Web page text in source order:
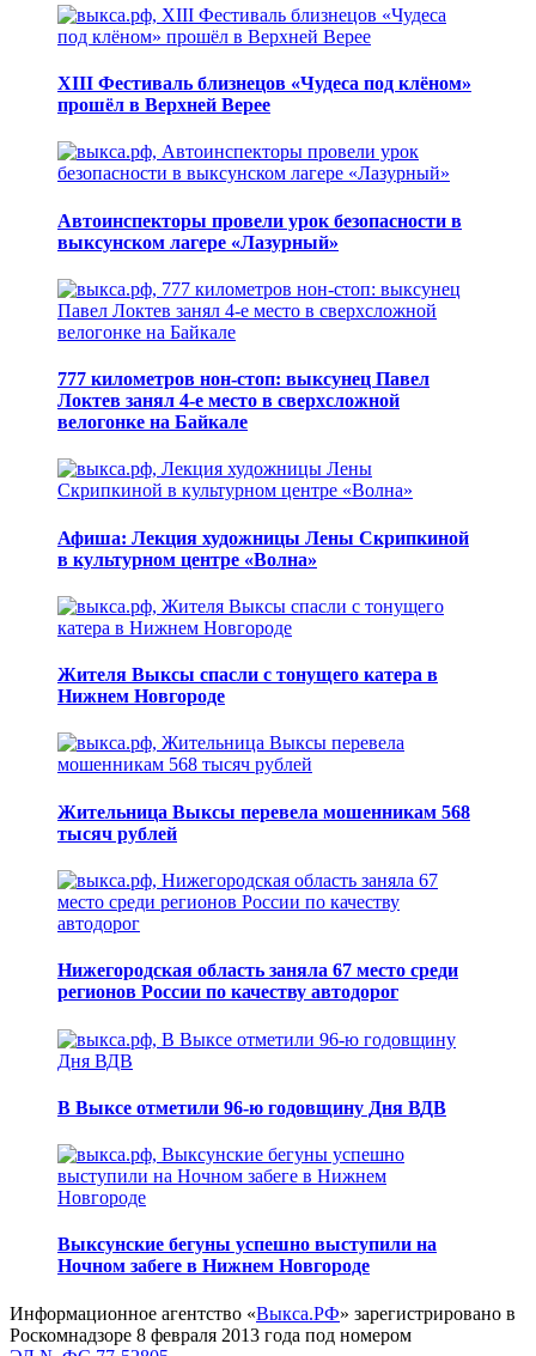
XIII Фестиваль близнецов «Чудеса под клёном»
прошёл в Верхней Верее
Автоинспекторы провели урок безопасности в
выксунском лагере «Лазурный»
777 километров нон-стоп: выксунец Павел
Локтев занял 4-е место в сверхсложной
велогонке на Байкале
Афиша: Лекция художницы Лены Скрипкиной
в культурном центре «Волна»
Жителя Выксы спасли с тонущего катера в
Нижнем Новгороде
Жительница Выксы перевела мошенникам 568
тысяч рублей
Нижегородская область заняла 67 место среди
регионов России по качеству автодорог
В Выксе отметили 96-ю годовщину Дня ВДВ
Выксунские бегуны успешно выступили на
Ночном забеге в Нижнем Новгороде
Информационное агентство «Выкса.РФ» зарегистрировано в
Роскомнадзоре 8 февраля 2013 года под номером